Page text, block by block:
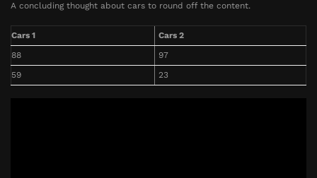
A concluding thought about cars to round off the content.
Cars 1
Cars 2
88
97
59
23